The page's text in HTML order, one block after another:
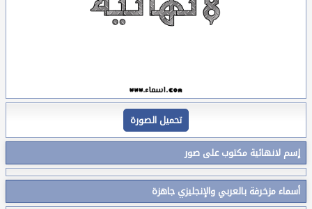
تحميل الصورة
إسم لانهائية مكتوب على صور
أسماء مزخرفة بالعربي والإنجليزي جاهزة